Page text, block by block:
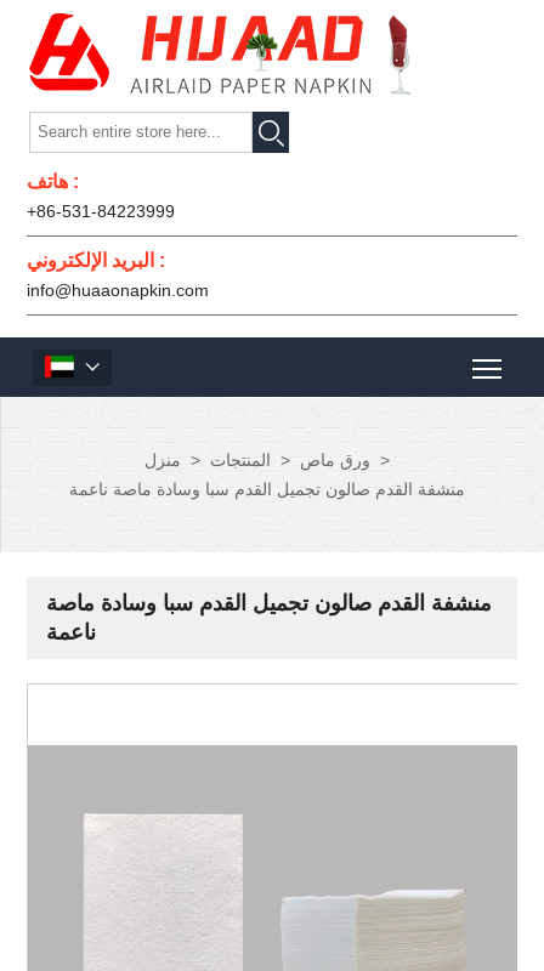

هاتف :
+86-531-84223999
البريد الإلكتروني :
info@huaaonapkin.com

منزل > المنتجات > ورق ماص >
منشفة القدم صالون تجميل القدم سبا وسادة ماصة ناعمة
منشفة القدم صالون تجميل القدم سبا وسادة ماصة
ناعمة